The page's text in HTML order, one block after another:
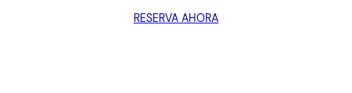
RESERVA AHORA